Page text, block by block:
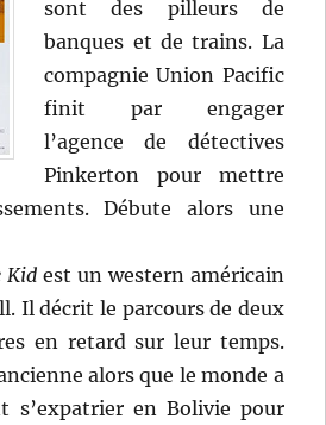
sont des pilleurs de
banques et de trains. La
compagnie Union Pacific
finit par engager
l’agence de détectives
Pinkerton pour mettre
Débute alors une
Kid est un western américain
Il décrit le parcours de deux
en retard sur leur temps.
alors que le monde a
s’expatrier en Bolivie pour